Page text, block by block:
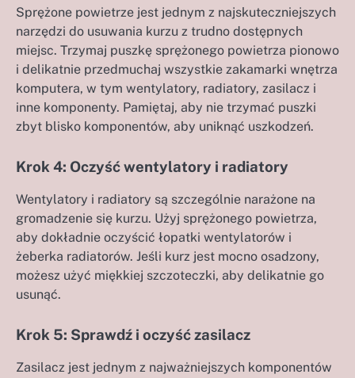
Sprężone powietrze jest jednym z najskuteczniejszych
narzędzi do usuwania kurzu z trudno dostępnych
miejsc. Trzymaj puszkę sprężonego powietrza pionowo
i delikatnie przedmuchaj wszystkie zakamarki wnętrza
komputera, w tym wentylatory, radiatory, zasilacz i
inne komponenty. Pamiętaj, aby nie trzymać puszki
zbyt blisko komponentów, aby uniknąć uszkodzeń.
Krok 4: Oczyść wentylatory i radiatory
Wentylatory i radiatory są szczególnie narażone na
gromadzenie się kurzu. Użyj sprężonego powietrza,
aby dokładnie oczyścić łopatki wentylatorów i
żeberka radiatorów. Jeśli kurz jest mocno osadzony,
możesz użyć miękkiej szczoteczki, aby delikatnie go
usunąć.
Krok 5: Sprawdź i oczyść zasilacz
Zasilacz jest jednym z najważniejszych komponentów